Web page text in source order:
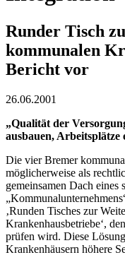
Runder Tisch
kommunalen
Bericht vor
26.06.2001
„Qualität der
ausbauen, Arbeitsplätze
Die vier Bremer
möglicherweise als
gemeinsamen Dach
‚Runden Tisches zur
Krankenhausbetriebe‘,
prüfen wird. Diese
Krankenhäusern höhere